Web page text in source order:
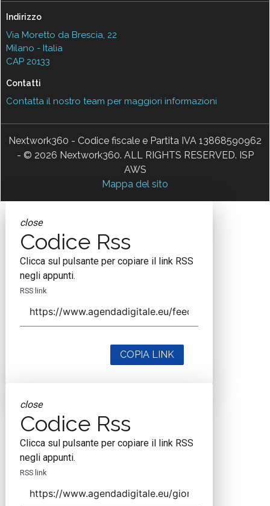
Indirizzo
Via Moretto da Brescia, 22
Milano - Italia
CAP 20133
Contatti
Contatta il nostro team per maggiori informazioni
Nextwork360 - Codice fiscale e Partita IVA 13868590962
- © 2026 Nextwork360. ALL RIGHTS RESERVED. ISP
AWS
Mappa del sito
close
Codice Rss
Clicca sul pulsante per copiare il link RSS
negli appunti.
RSS link
COPIA LINK
close
Codice Rss
Clicca sul pulsante per copiare il link RSS
negli appunti.
RSS link